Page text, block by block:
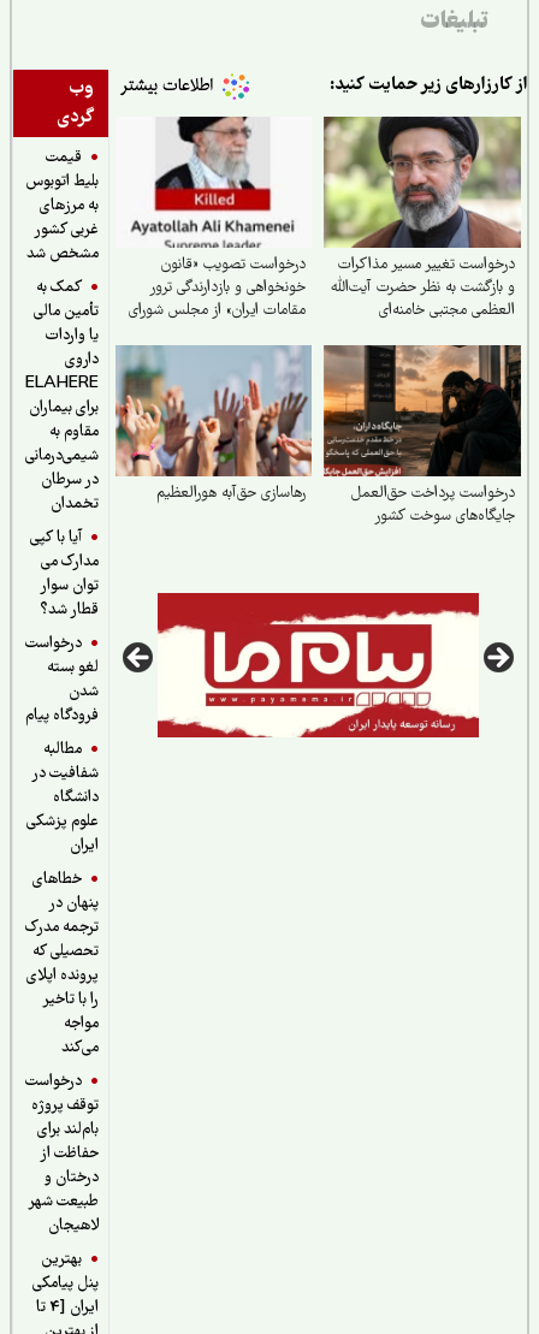
تبلیغات
وب
گردی
قیمت
بلیط اتوبوس
به مرزهای
غربی کشور
مشخص شد
کمک به
تأمین مالی
یا واردات
داروی
ELAHERE
برای بیماران
مقاوم به
شیمی‌درمانی
در سرطان
تخمدان
آیا با کپی
مدارک می
توان سوار
قطار شد؟
درخواست
لغو بسته
فرودگاه پیام
مطالبه
شفافیت در
دانشگاه
علوم پزشکی
خطاهای
پنهان در
ترجمه مدرک
تحصیلی که
پرونده اپلای
را با تاخیر
درخواست
توقف پروژه
بام‌لند برای
حفاظت از
درختان و
طبیعت شهر
لاهیجان
بهترین
پنل پیامکی
ایران [4 تا
زیر حمایت کنید:
تغییر مسیر مذاکرات
به نظر حضرت آیت‌الله
مجتبی خامنه‌ای
درخواست تصویب «قانون
خونخواهی و بازدارندگی ترور
مقامات ایران» از مجلس شورای
پرداخت حق‌العمل
سوخت کشور
رهاسازی حق‌آبه هورالعظیم